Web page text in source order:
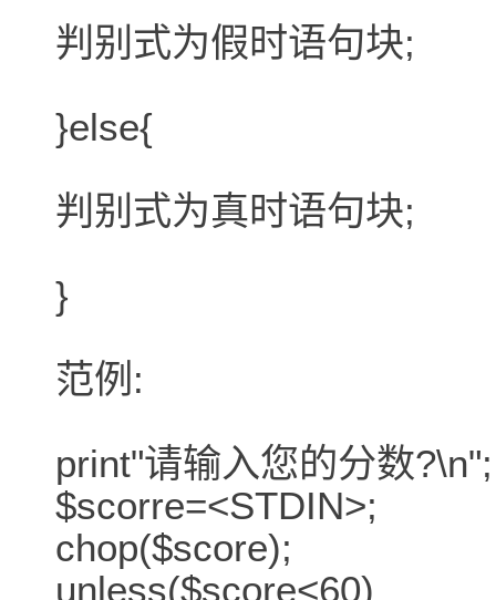
判别式为假时语句块;
}else{
判别式为真时语句块;
}
范例:
print"请输入您的分数?\n";
$scorre=<STDIN>;
chop($score);
unless($score<60)